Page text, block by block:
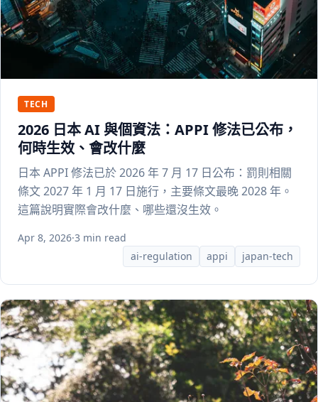
TECH
2026 日本 AI 與個資法：APPI 修法已公布，
何時生效、會改什麼
日本 APPI 修法已於 2026 年 7 月 17 日公布：罰則相關
條文 2027 年 1 月 17 日施行，主要條文最晚 2028 年。
這篇說明實際會改什麼、哪些還沒生效。
Apr 8, 2026·3 min read
ai-regulation
appi japan-tech